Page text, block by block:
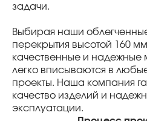
задачи.
Выбирая наши
перекрытия высотой 160
качественные и надежные
легко вписываются в
проекты. Наша компания
качество изделий и
эксплуатации.